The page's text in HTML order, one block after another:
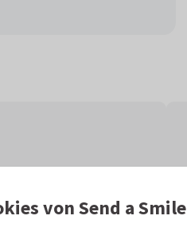
von Send a Smile